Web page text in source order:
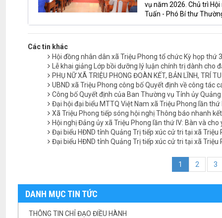
vụ năm 2026. Chủ trì
Tuấn - Phó Bí thư
Các tin khác
Hội đồng nhân dân xã Triệu Phong tổ chức Kỳ họp thứ
Lễ khai giảng Lớp bồi dưỡng lý luận chính trị dành cho
PHỤ NỮ XÃ TRIỆU PHONG ĐOÀN KẾT, BẢN LĨNH, TRÍ
UBND xã Triệu Phong công bố Quyết định về công tác
Công bố Quyết định của Ban Thường vụ Tỉnh ủy
Đại hội đại biểu MTTQ Việt Nam xã Triệu Phong lần
Xã Triệu Phong tiếp sóng hội nghị Thông báo nhanh
Hội nghị Đảng ủy xã Triệu Phong lần thứ IV: Bàn và
Đại biểu HĐND tỉnh Quảng Trị tiếp xúc cử tri tại xã Triệu
Đại biểu HĐND tỉnh Quảng Trị tiếp xúc cử tri tại xã Triệu
1 2 3
DANH MỤC TIN TỨC
THÔNG TIN CHỈ ĐẠO ĐIỀU HÀNH